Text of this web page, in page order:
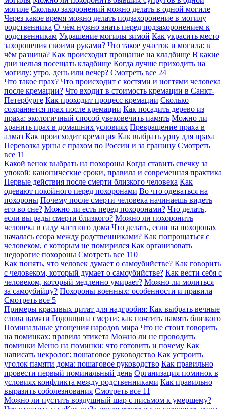
могиле Сколько захоронений можно делать в одной могиле
Через какое время можно делать подзахоронение в могилу
родственника О чём нужно знать перед подзахоронением к
родственникам Украшение могилы зимой Как украсить место
захоронения своими руками? Что такое участок и могила: в
чём разница? Как происходит прощание на кладбище В какие
дни нельзя посещать кладбище Когда лучше приходить на
могилу: утро, день или вечер? Смотреть все 24
Что такое прах? Что происходит с костями и ногтями человека
после кремации? Что входит в стоимость кремации в Санкт-
Петербурге Как проходит процесс кремации Сколько
сохраняется прах после кремации Как посадить дерево из
праха: экологичный способ увековечить память Можно ли
хранить прах в домашних условиях Превращение праха в
алмаз Как происходит кремация Как выбрать урну для праха
Перевозка урны с прахом по России и за границу Смотреть
все 11
Какой венок выбрать на похороны Когда ставить свечку за
упокой: канонические сроки, правила и современная практика
Первые действия после смерти близкого человека Как
одевают покойного перед похоронами Во что одеваться на
похороны Почему после смерти человека начинаешь видеть
его во сне? Можно ли есть перед похоронами? Что делать,
если вы рады смерти близкого? Можно ли похоронить
человека в саду частного дома Что делать, если на похоронах
началась ссора между родственниками? Как попрощаться с
человеком, с которым не помирился Как организовать
недорогие похороны Смотреть все 110
Как понять, что человек думает о самоубийстве? Как говорить
с человеком, который думает о самоубийстве? Как вести себя с
человеком, который медленно умирает? Можно ли молиться
за самоубийцу? Похороны военных: особенности и правила
Смотреть все 5
Примеры красивых цитат для надгробия: Как выбрать вечные
слова памяти Годовщина смерти: как почтить память близкого
Поминальные угощения народов мира Что не стоит говорить
на поминках: правила этикета Можно ли не проводить
поминки Меню на поминки: что готовить и почему Как
написать некролог: пошаговое руководство Как устроить
уголок памяти дома: пошаговое руководство Как правильно
провести первый поминальный день Организация поминок в
условиях конфликта между родственниками Как правильно
выразить соболезнования Смотреть все 11
Можно ли пустить воздушный шар с письмом к умершему?